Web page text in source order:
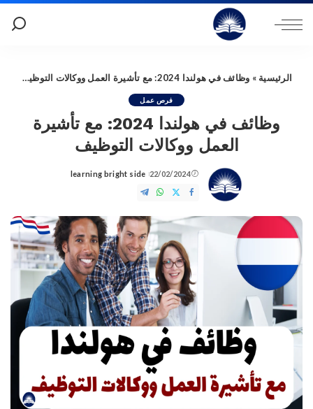
الرئيسية » وظائف في هولندا 2024: مع تأشيرة العمل ووكالات التوظيف
فرص عمل
وظائف في هولندا 2024: مع تأشيرة
العمل ووكالات التوظيف
22/02/2024
Posted
by
learning bright side